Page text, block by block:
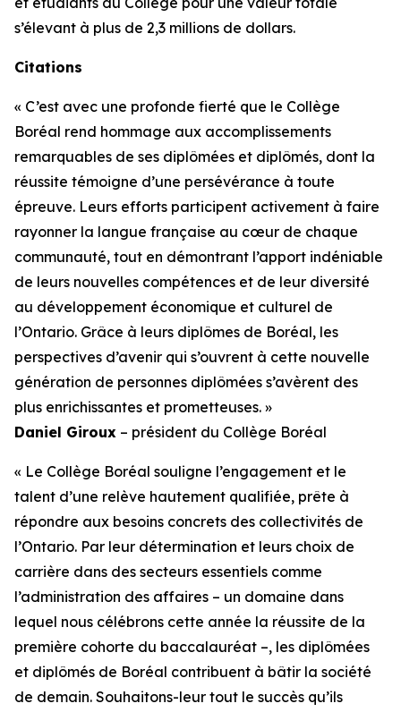
s’élevant à plus de 2,3 millions de dollars.
Citations
« C’est avec une profonde fierté que le Collège
Boréal rend hommage aux accomplissements
remarquables de ses diplômées et diplômés, dont la
réussite témoigne d’une persévérance à toute
épreuve. Leurs efforts participent activement à faire
rayonner la langue française au cœur de chaque
communauté, tout en démontrant l’apport indéniable
de leurs nouvelles compétences et de leur diversité
au développement économique et culturel de
l’Ontario. Grâce à leurs diplômes de Boréal, les
perspectives d’avenir qui s’ouvrent à cette nouvelle
génération de personnes diplômées s’avèrent des
plus enrichissantes et prometteuses. »
Daniel Giroux – président du Collège Boréal
« Le Collège Boréal souligne l’engagement et le
talent d’une relève hautement qualifiée, prête à
répondre aux besoins concrets des collectivités de
l’Ontario. Par leur détermination et leurs choix de
carrière dans des secteurs essentiels comme
l’administration des affaires – un domaine dans
lequel nous célébrons cette année la réussite de la
première cohorte du baccalauréat –, les diplômées
et diplômés de Boréal contribuent à bâtir la société
de demain. Souhaitons-leur tout le succès qu’ils